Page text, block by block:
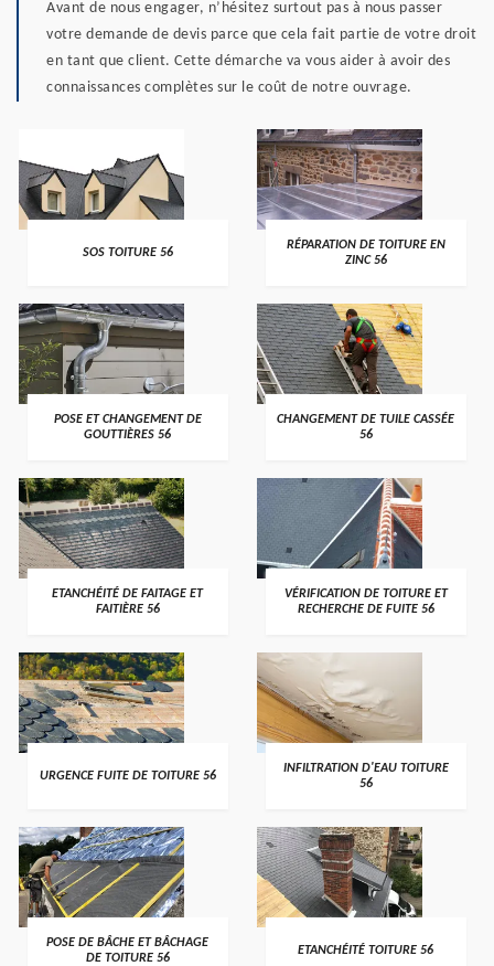
Avant de nous engager, n’hésitez surtout pas à nous passer
votre demande de devis parce que cela fait partie de votre droit
en tant que client. Cette démarche va vous aider à avoir des
connaissances complètes sur le coût de notre ouvrage.
>
SOS TOITURE 56 >
RÉPARATION DE TOITURE EN
ZINC 56
>
POSE ET CHANGEMENT DE
GOUTTIÈRES 56
>
CHANGEMENT DE TUILE CASSÉE
56
>
ETANCHÉITÉ DE FAITAGE ET
FAITIÈRE 56
>
VÉRIFICATION DE TOITURE ET
RECHERCHE DE FUITE 56
>
URGENCE FUITE DE TOITURE 56 >
INFILTRATION D'EAU TOITURE
56
>
POSE DE BÂCHE ET BÂCHAGE
DE TOITURE 56
>
ETANCHÉITÉ TOITURE 56